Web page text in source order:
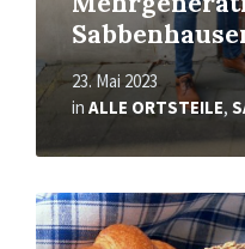
23. Mai 2023
in ALLE ORTSTEILE,
Mehr
erfahren